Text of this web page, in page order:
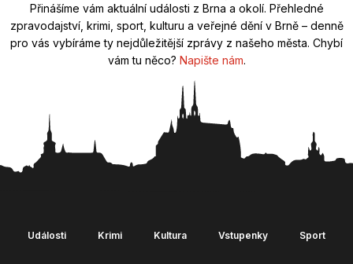
Přinášíme vám aktuální události z Brna a okolí. Přehledné
zpravodajství, krimi, sport, kulturu a veřejné dění v Brně – denně
pro vás vybíráme ty nejdůležitější zprávy z našeho města. Chybí
vám tu něco? Napište nám.
Události Krimi Kultura Vstupenky Sport